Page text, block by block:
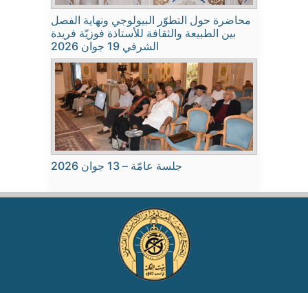
محاضرة حول التطوّر البيولوجي ونهاية الفصل
بين الطبيعة والثقافة للأستاذة فوزيّة فريدة
الشرفي 19 جوان 2026
جلسة عامّة – 13 جوان 2026